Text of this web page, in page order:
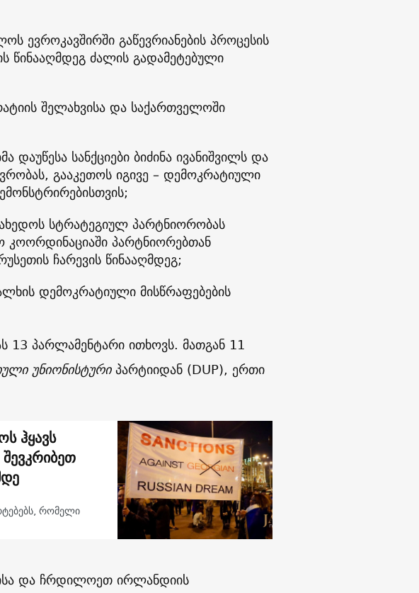
ევროკავშირში გაწევრიანების პროცესის
წინააღმდეგ ძალის გადამეტებული
შელახვისა და საქართველოში
სანქციები ბიძინა ივანიშვილს და
გააკეთოს იგივე – დემოკრატიული
სტრატეგიულ პარტნიორობას
პარტნიორებთან
ჩარევის წინააღმდეგ;
დემოკრატიული მისწრაფებების
13 პარლამენტარი ითხოვს. მათგან 11
უნიონისტურიპარტიიდან (DUP), ერთი
ჰყავს
რომელი
და ჩრდილოეთ ირლანდიის